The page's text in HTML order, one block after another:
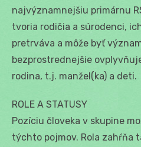
najvýznamnejšiu primárnu
tvoria rodičia a súrodenci,
pretrváva a môže byť
bezprostrednejšie
rodina, t.j. manžel(ka) a deti.
ROLE A STATUSY
Pozíciu človeka v skupine
týchto pojmov. Rola zahŕňa